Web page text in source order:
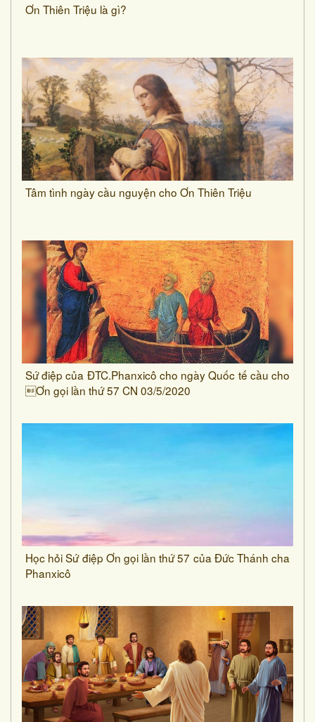
Ơn Thiên Triệu là gì?
Tâm tình ngày cầu nguyện cho Ơn Thiên Triệu
Sứ điệp của ĐTC.Phanxicô cho ngày Quốc tế cầu cho
Ơn gọi lần thứ 57 CN 03/5/2020
Học hỏi Sứ điệp Ơn gọi lần thứ 57 của Đức Thánh cha
Phanxicô